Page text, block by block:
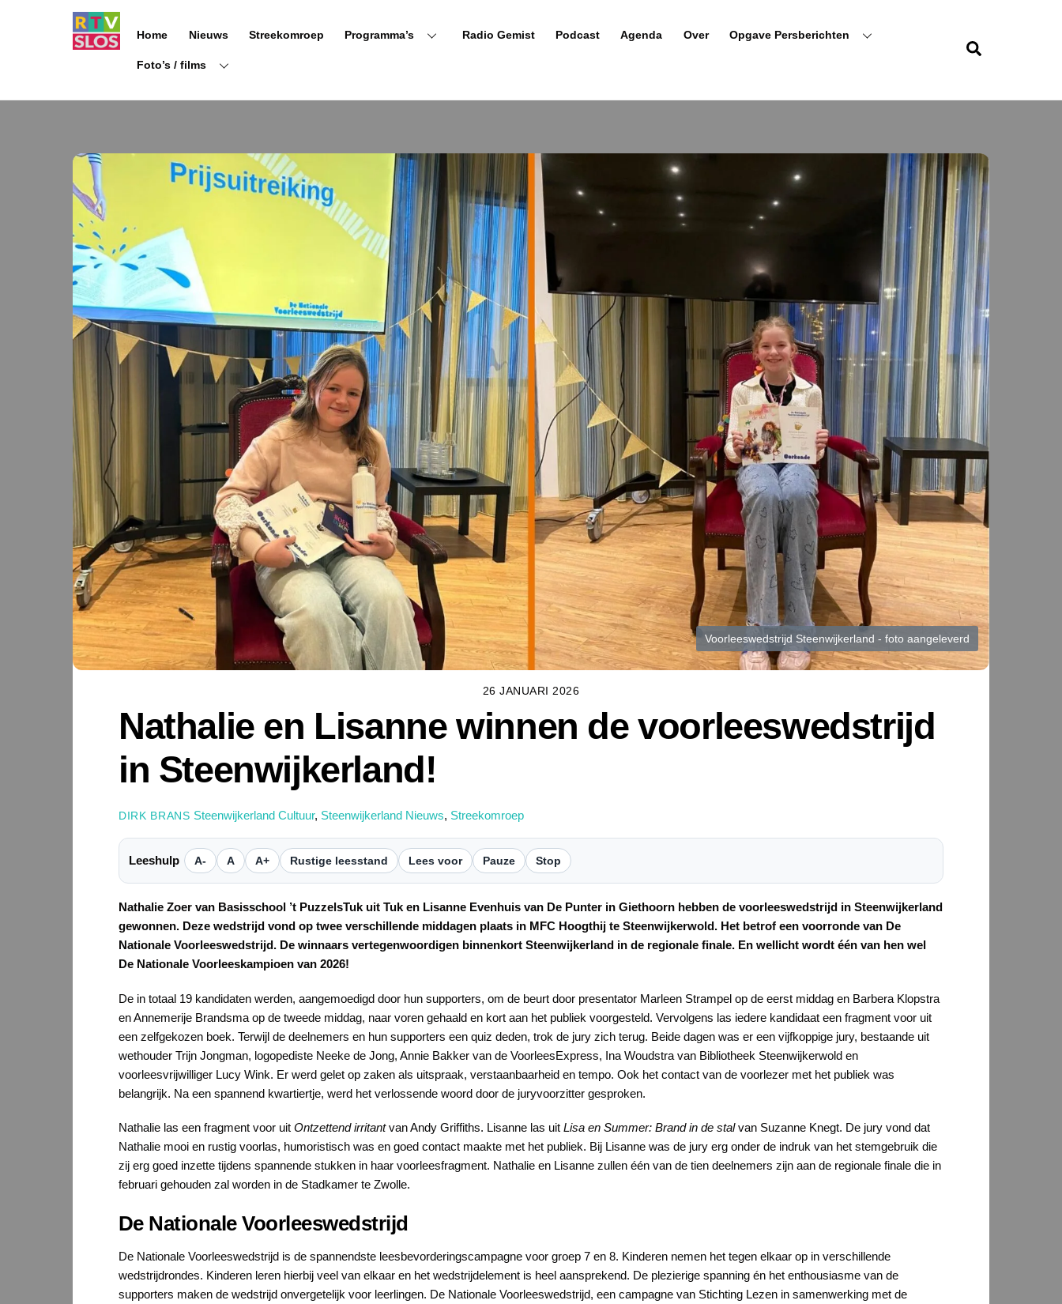
Home Nieuws Streekomroep Programma’s Radio Gemist Podcast Agenda Over Opgave Persberichten
Foto’s / films
Voorleeswedstrijd Steenwijkerland - foto aangeleverd
26 JANUARI 2026
Nathalie en Lisanne winnen de voorleeswedstrijd
in Steenwijkerland!
DIRK BRANS Steenwijkerland Cultuur, Steenwijkerland Nieuws, Streekomroep
Leeshulp A- A A+ Rustige leesstand Lees voor Pauze Stop
Nathalie Zoer van Basisschool ’t PuzzelsTuk uit Tuk en Lisanne Evenhuis van De Punter in Giethoorn hebben de voorleeswedstrijd in Steenwijkerland
gewonnen. Deze wedstrijd vond op twee verschillende middagen plaats in MFC Hoogthij te Steenwijkerwold. Het betrof een voorronde van De
Nationale Voorleeswedstrijd. De winnaars vertegenwoordigen binnenkort Steenwijkerland in de regionale finale. En wellicht wordt één van hen wel
De Nationale Voorleeskampioen van 2026!
De in totaal 19 kandidaten werden, aangemoedigd door hun supporters, om de beurt door presentator Marleen Strampel op de eerst middag en Barbera Klopstra
en Annemerije Brandsma op de tweede middag, naar voren gehaald en kort aan het publiek voorgesteld. Vervolgens las iedere kandidaat een fragment voor uit
een zelfgekozen boek. Terwijl de deelnemers en hun supporters een quiz deden, trok de jury zich terug. Beide dagen was er een vijfkoppige jury, bestaande uit
wethouder Trijn Jongman, logopediste Neeke de Jong, Annie Bakker van de VoorleesExpress, Ina Woudstra van Bibliotheek Steenwijkerwold en
voorleesvrijwilliger Lucy Wink. Er werd gelet op zaken als uitspraak, verstaanbaarheid en tempo. Ook het contact van de voorlezer met het publiek was
belangrijk. Na een spannend kwartiertje, werd het verlossende woord door de juryvoorzitter gesproken.
Nathalie las een fragment voor uit Ontzettend irritantvan Andy Griffiths. Lisanne las uit Lisa en Summer: Brand in de stalvan Suzanne Knegt. De jury vond dat
Nathalie mooi en rustig voorlas, humoristisch was en goed contact maakte met het publiek. Bij Lisanne was de jury erg onder de indruk van het stemgebruik die
zij erg goed inzette tijdens spannende stukken in haar voorleesfragment. Nathalie en Lisanne zullen één van de tien deelnemers zijn aan de regionale finale die in
februari gehouden zal worden in de Stadkamer te Zwolle.
De Nationale Voorleeswedstrijd
De Nationale Voorleeswedstrijd is de spannendste leesbevorderingscampagne voor groep 7 en 8. Kinderen nemen het tegen elkaar op in verschillende
wedstrijdrondes. Kinderen leren hierbij veel van elkaar en het wedstrijdelement is heel aansprekend. De plezierige spanning én het enthousiasme van de
supporters maken de wedstrijd onvergetelijk voor leerlingen. De Nationale Voorleeswedstrijd, een campagne van Stichting Lezen in samenwerking met de